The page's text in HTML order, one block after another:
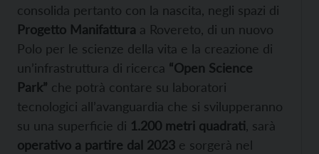
consolida pertanto con la nascita, negli spazi di
Progetto Manifattura a Rovereto, di un nuovo
Polo per le scienze della vita e la creazione di
un’infrastruttura di ricerca “Open Science
Park” che potrà contare su laboratori
tecnologici all’avanguardia che si svilupperanno
su una superficie di 1.200 metri quadrati , sarà
operativo a partire dal 2023 e sorgerà nel